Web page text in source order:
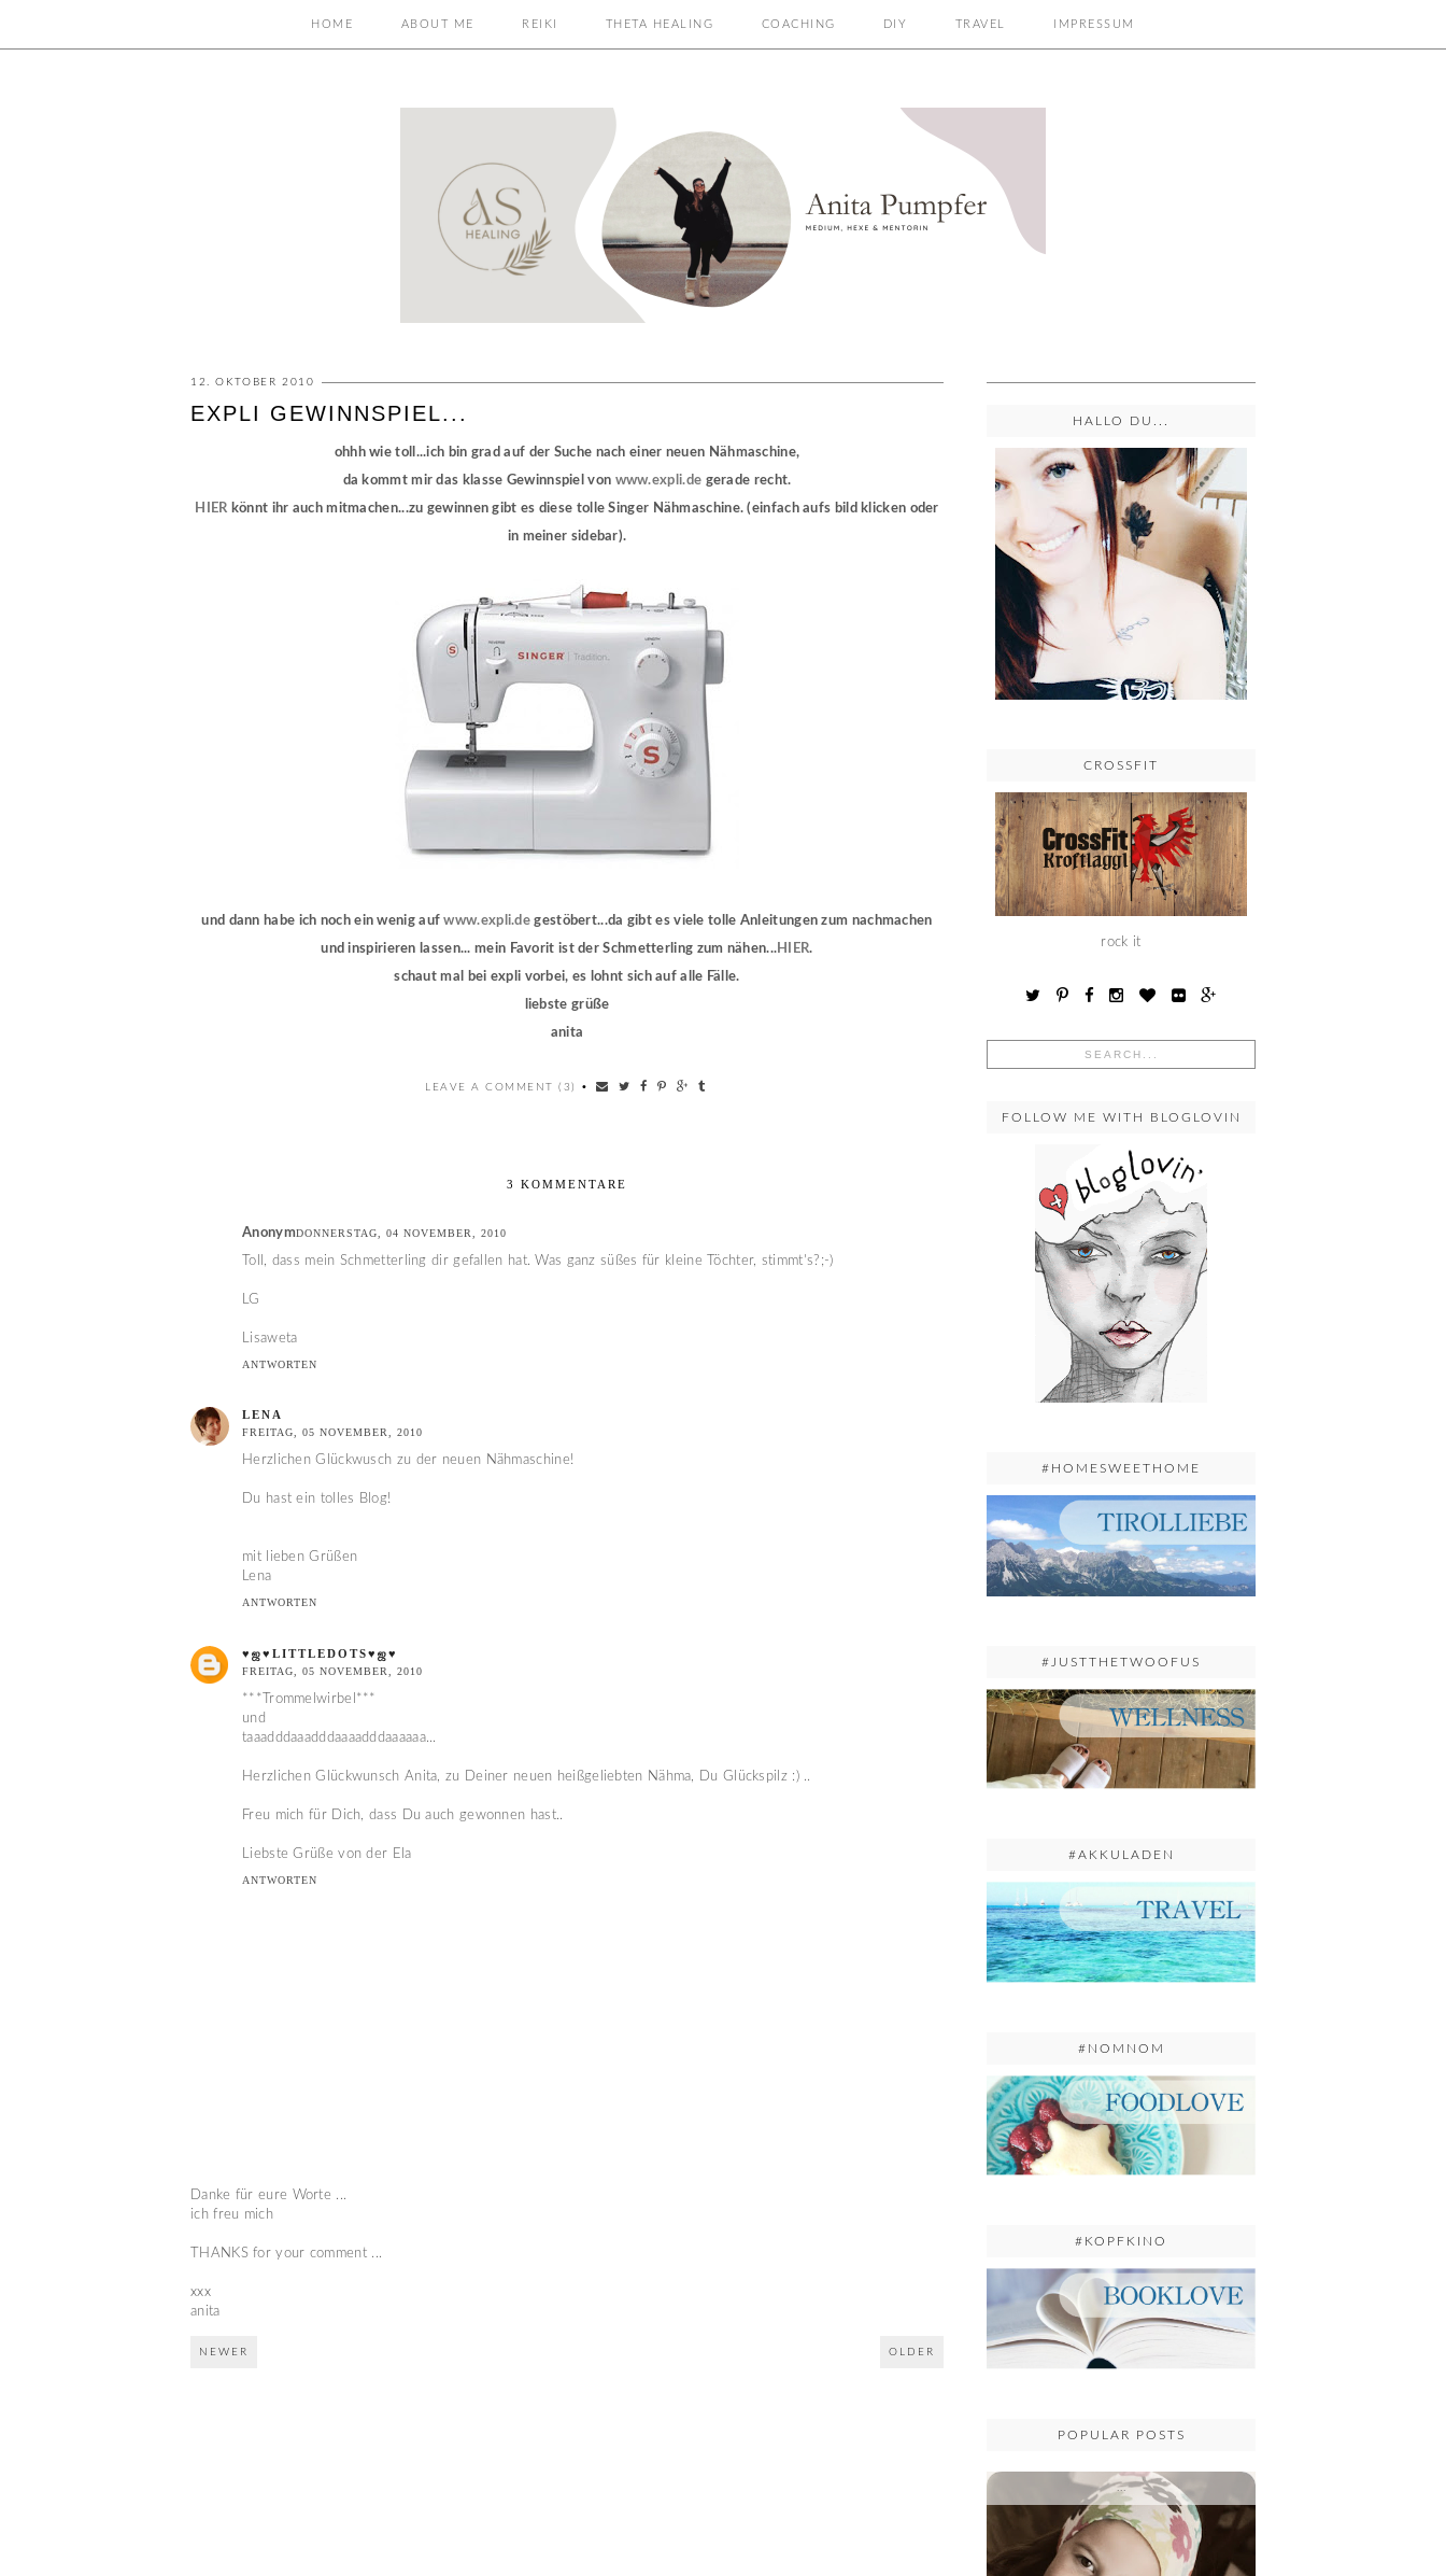
HOME ABOUT ME REIKI THETA HEALING COACHING DIY TRAVEL IMPRESSUM
12. OKTOBER 2010
EXPLI GEWINNSPIEL...
ohhh wie toll...ich bin grad auf der Suche nach einer neuen Nähmaschine,
da kommt mir das klasse Gewinnspiel von www.expli.de gerade recht.
HIER könnt ihr auch mitmachen...zu gewinnen gibt es diese tolle Singer Nähmaschine. (einfach aufs bild klicken oder
in meiner sidebar).
und dann habe ich noch ein wenig aufwww.expli.de gestöbert...da gibt es viele tolle Anleitungen zum nachmachen
und inspirieren lassen... mein Favorit ist der Schmetterling zum nähen...HIER.
schaut mal bei expli vorbei, es lohnt sich auf alle Fälle.
liebste grüße
anita
LEAVE A COMMENT (3) •
3 KOMMENTARE
AnonymDONNERSTAG, 04 NOVEMBER, 2010
Toll, dass mein Schmetterling dir gefallen hat. Was ganz süßes für kleine Töchter, stimmt's?;-)
LG
Lisaweta
ANTWORTEN
LENA
FREITAG, 05 NOVEMBER, 2010
Herzlichen Glückwusch zu der neuen Nähmaschine!
Du hast ein tolles Blog!
mit lieben Grüßen
Lena
ANTWORTEN
♥ஜ♥LITTLEDOTS♥ஜ♥
FREITAG, 05 NOVEMBER, 2010
***Trommelwirbel***
und
taaadddaaadddaaaadddaaaaaa...
Herzlichen Glückwunsch Anita, zu Deiner neuen heißgeliebten Nähma, Du Glückspilz :) ..
Freu mich für Dich, dass Du auch gewonnen hast..
Liebste Grüße von der Ela
ANTWORTEN
Danke für eure Worte ...
ich freu mich
THANKS for your comment ...
xxx
anita
NEWER OLDER
HALLO DU...
CROSSFIT
rock it
FOLLOW ME WITH BLOGLOVIN
#HOMESWEETHOME
#JUSTTHETWOOFUS
#AKKULADEN
#NOMNOM
#KOPFKINO
POPULAR POSTS
...